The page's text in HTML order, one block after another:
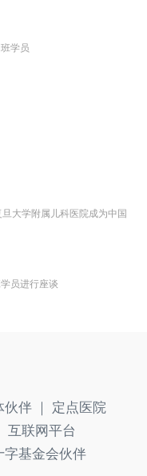
学员
大学附属儿科医院成为中国
员进行座谈
伴 ｜
定点医院
互联网平台
字基金会伙伴